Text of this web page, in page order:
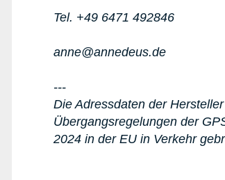
Tel. +49 6471 492846
anne@annedeus.de
---
Die Adressdaten der
Übergangsregelungen der
2024 in der EU in Verkehr